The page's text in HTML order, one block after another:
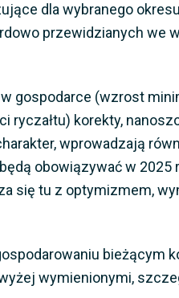
dla wybranego
przewidzianych we
gospodarce (wzrost
ryczałtu) korekty,
wprowadzają
obowiązywać w 2025
się tu z optymizmem,
bieżącym
wymienionymi,